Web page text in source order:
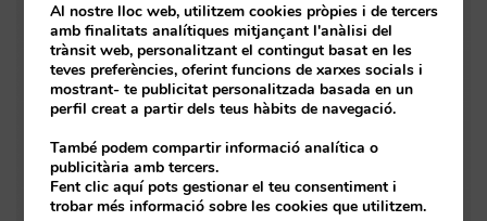
Al nostre lloc web, utilitzem cookies pròpies i de tercers
amb finalitats analítiques mitjançant l'anàlisi del
trànsit web, personalitzant el contingut basat en les
teves preferències, oferint funcions de xarxes socials i
mostrant- te publicitat personalitzada basada en un
perfil creat a partir dels teus hàbits de navegació.
També podem compartir informació analítica o
publicitària amb tercers.
Fent clic aquí pots gestionar el teu consentiment i
trobar més informació sobre les cookies que utilitzem.